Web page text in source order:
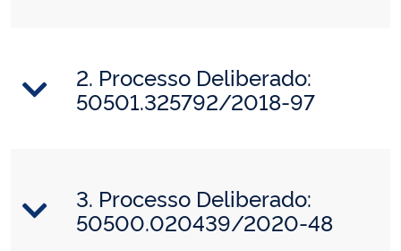
2. Processo Deliberado:
50501.325792/2018-97
3. Processo Deliberado:
50500.020439/2020-48